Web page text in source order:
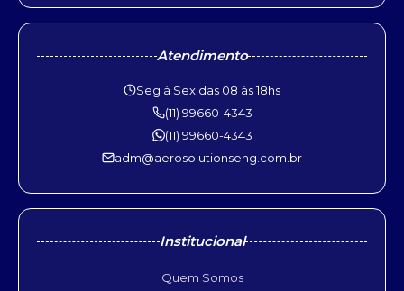
Atendimento
Seg à Sex das 08 às 18hs
(11) 99660-4343
(11) 99660-4343
adm@aerosolutionseng.com.br
Institucional
Quem Somos